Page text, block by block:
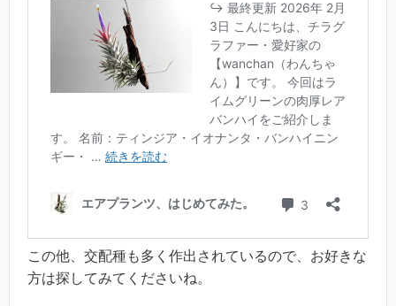
この他、交配種も多く作出されているので、お好きな
方は探してみてくださいね。